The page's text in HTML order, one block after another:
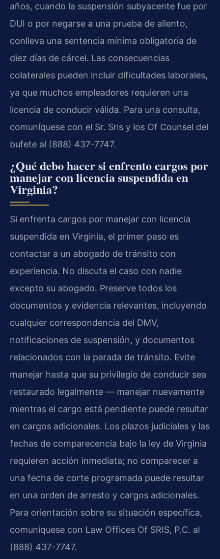
años, cuando la suspensión subyacente fue por
DUI o por negarse a una prueba de aliento,
conlleva una sentencia mínima obligatoria de
diez días de cárcel. Las consecuencias
colaterales pueden incluir dificultades laborales,
ya que muchos empleadores requieren una
licencia de conducir válida. Para una consulta,
comuníquese con el Sr. Sris y los Of Counsel del
bufete al (888) 437-7747.
¿Qué debo hacer si enfrento cargos por
manejar con licencia suspendida en
Virginia?
Si enfrenta cargos por manejar con licencia
suspendida en Virginia, el primer paso es
contactar a un abogado de tránsito con
experiencia. No discuta el caso con nadie
excepto su abogado. Preserve todos los
documentos y evidencia relevantes, incluyendo
cualquier correspondencia del DMV,
notificaciones de suspensión, y documentos
relacionados con la parada de tránsito. Evite
manejar hasta que su privilegio de conducir sea
restaurado legalmente — manejar nuevamente
mientras el cargo está pendiente puede resultar
en cargos adicionales. Los plazos judiciales y las
fechas de comparecencia bajo la ley de Virginia
requieren acción inmediata; no comparecer a
una fecha de corte programada puede resultar
en una orden de arresto y cargos adicionales.
Para orientación sobre su situación específica,
comuníquese con Law Offices Of SRIS, P.C. al
(888) 437-7747.